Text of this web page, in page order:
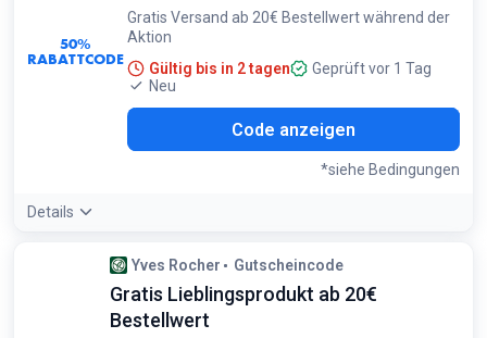
50%
RABATTCODE
Gratis Versand ab 20€ Bestellwert während der
Aktion
Gültig bis in 2 tagen
Geprüft vor 1 Tag
Neu
Code anzeigen
*siehe Bedingungen
Details
Bedingungen:
Ausgenommen NICE PRICE-Produkte, Outlet-Artikel, Sets,
Geschenksets und limitierte Editionen. Nicht kombinierbar
mit anderen Rabattcodes. Nur einmal pro Bestellung
Yves Rocher Gutscheincode
Gratis Lieblingsprodukt ab 20€
Bestellwert